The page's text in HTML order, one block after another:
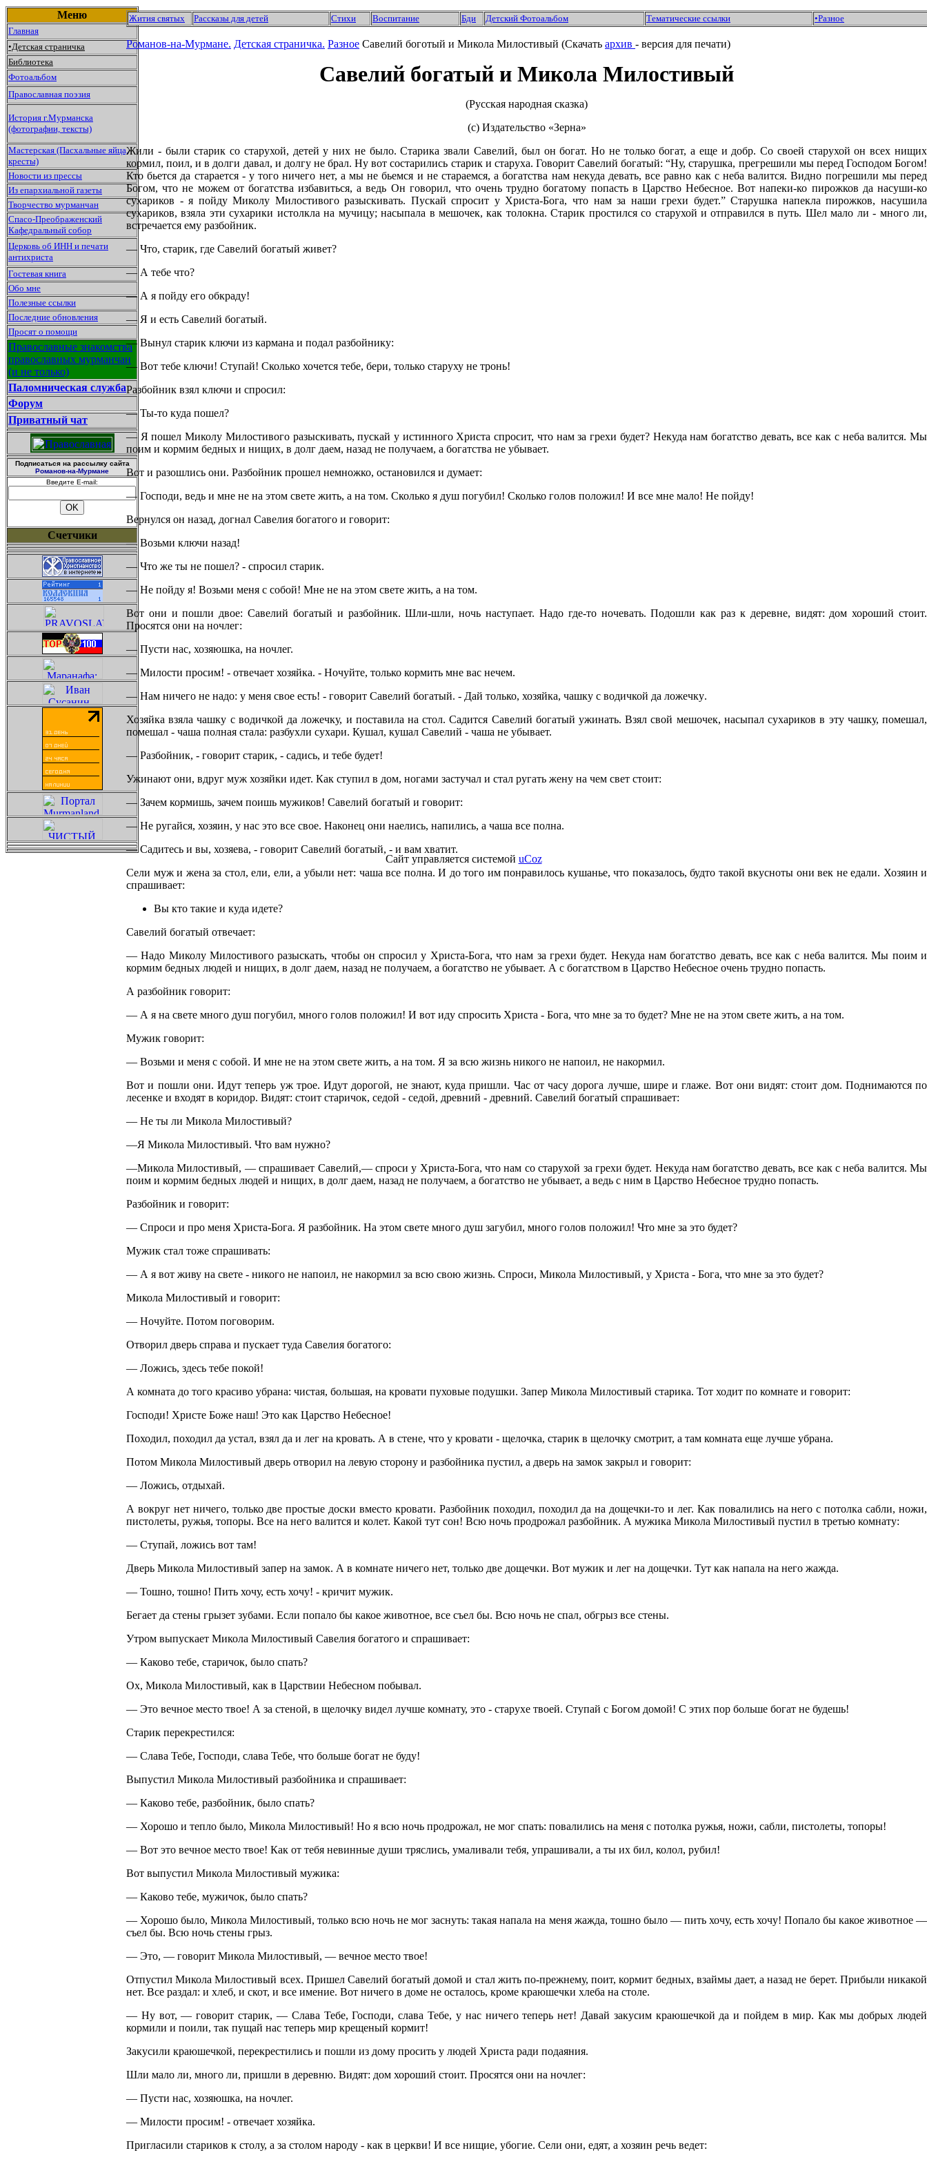
Меню
Главная
•Детская страничка
Библиотека
Фотоальбом
Православная поэзия
История г.Мурманска
(фотографии, тексты)
Мастерская (Пасхальные яйца,
кресты)
Новости из прессы
Из епархиальной газеты
Творчество мурманчан
Спасо-Преображенский
Кафедральный собор
Церковь об ИНН и печати
антихриста
Гостевая книга
Обо мне
Полезные ссылки
Последние обновления
Просят о помощи
Православные знакомства
православных мурманчан
(и не только)
Паломническая служба
Форум
Приватный чат
Подписаться на рассылку сайта
Романов-на-Мурмане
Введите E-mail:
Счетчики
Жития святых Рассказы для детей Стихи Воспитание Бди Детский Фотоальбом Тематические ссылки •Разное
Романов-на-Мурмане. Детская страничка. Разное Савелий боготый и Микола Милостивый (Скачать архив - версия для печати)
Савелий богатый и Микола Милостивый
(Русская народная сказка)
(с) Издательство «Зерна»
Жили - были старик со старухой, детей у них не было. Старика звали Савелий, был он богат. Но не только богат, а еще и добр. Со своей старухой он всех нищих
кормил, поил, и в долги давал, и долгу не брал. Ну вот состарились старик и старуха. Говорит Савелий богатый: “Ну, старушка, прегрешили мы перед Господом Богом!
Кто бьется да старается - у того ничего нет, а мы не бьемся и не стараемся, а богатства нам некуда девать, все равно как с неба валится. Видно погрешили мы перед
Богом, что не можем от богатства избавиться, а ведь Он говорил, что очень трудно богатому попасть в Царство Небесное. Вот напеки-ко пирожков да насуши-ко
сухариков - я пойду Миколу Милостивого разыскивать. Пускай спросит у Христа-Бога, что нам за наши грехи будет.” Старушка напекла пирожков, насушила
сухариков, взяла эти сухарики истолкла на мучицу; насыпала в мешочек, как толокна. Старик простился со старухой и отправился в путь. Шел мало ли - много ли,
встречается ему разбойник.
— Что, старик, где Савелий богатый живет?
— А тебе что?
— А я пойду его обкраду!
— Я и есть Савелий богатый.
— Вынул старик ключи из кармана и подал разбойнику:
— Вот тебе ключи! Ступай! Сколько хочется тебе, бери, только старуху не тронь!
Разбойник взял ключи и спросил:
— Ты-то куда пошел?
— Я пошел Миколу Милостивого разыскивать, пускай у истинного Христа спросит, что нам за грехи будет? Некуда нам богатство девать, все как с неба валится. Мы
поим и кормим бедных и нищих, в долг даем, назад не получаем, а богатства не убывает.
Вот и разошлись они. Разбойник прошел немножко, остановился и думает:
— Господи, ведь и мне не на этом свете жить, а на том. Сколько я душ погубил! Сколько голов положил! И все мне мало! Не пойду!
Вернулся он назад, догнал Савелия богатого и говорит:
— Возьми ключи назад!
— Что же ты не пошел? - спросил старик.
— Не пойду я! Возьми меня с собой! Мне не на этом свете жить, а на том.
Вот они и пошли двое: Савелий богатый и разбойник. Шли-шли, ночь наступает. Надо где-то ночевать. Подошли как раз к деревне, видят: дом хороший стоит.
Просятся они на ночлег:
— Пусти нас, хозяюшка, на ночлег.
— Милости просим! - отвечает хозяйка. - Ночуйте, только кормить мне вас нечем.
— Нам ничего не надо: у меня свое есть! - говорит Савелий богатый. - Дай только, хозяйка, чашку с водичкой да ложечку.
Хозяйка взяла чашку с водичкой да ложечку, и поставила на стол. Садится Савелий богатый ужинать. Взял свой мешочек, насыпал сухариков в эту чашку, помешал,
помешал - чаша полная стала: разбухли сухари. Кушал, кушал Савелий - чаша не убывает.
— Разбойник, - говорит старик, - садись, и тебе будет!
Ужинают они, вдруг муж хозяйки идет. Как ступил в дом, ногами застучал и стал ругать жену на чем свет стоит:
— Зачем кормишь, зачем поишь мужиков! Савелий богатый и говорит:
— Не ругайся, хозяин, у нас это все свое. Наконец они наелись, напились, а чаша все полна.
— Садитесь и вы, хозяева, - говорит Савелий богатый, - и вам хватит.
Сели муж и жена за стол, ели, ели, а убыли нет: чаша все полна. И до того им понравилось кушанье, что показалось, будто такой вкусноты они век не едали. Хозяин и
спрашивает:
Вы кто такие и куда идете?
Савелий богатый отвечает:
— Надо Миколу Милостивого разыскать, чтобы он спросил у Христа-Бога, что нам за грехи будет. Некуда нам богатство девать, все как с неба валится. Мы поим и
кормим бедных людей и нищих, в долг даем, назад не получаем, а богатство не убывает. А с богатством в Царство Небесное очень трудно попасть.
А разбойник говорит:
— А я на свете много душ погубил, много голов положил! И вот иду спросить Христа - Бога, что мне за то будет? Мне не на этом свете жить, а на том.
Мужик говорит:
— Возьми и меня с собой. И мне не на этом свете жить, а на том. Я за всю жизнь никого не напоил, не накормил.
Вот и пошли они. Идут теперь уж трое. Идут дорогой, не знают, куда пришли. Час от часу дорога лучше, шире и глаже. Вот они видят: стоит дом. Поднимаются по
лесенке и входят в коридор. Видят: стоит старичок, седой - седой, древний - древний. Савелий богатый спрашивает:
— Не ты ли Микола Милостивый?
—Я Микола Милостивый. Что вам нужно?
—Микола Милостивый, — спрашивает Савелий,— спроси у Христа-Бога, что нам со старухой за грехи будет. Некуда нам богатство девать, все как с неба валится. Мы
поим и кормим бедных людей и нищих, в долг даем, назад не получаем, а богатство не убывает, а ведь с ним в Царство Небесное трудно попасть.
Разбойник и говорит:
— Спроси и про меня Христа-Бога. Я разбойник. На этом свете много душ загубил, много голов положил! Что мне за это будет?
Мужик стал тоже спрашивать:
— А я вот живу на свете - никого не напоил, не накормил за всю свою жизнь. Спроси, Микола Милостивый, у Христа - Бога, что мне за это будет?
Микола Милостивый и говорит:
— Ночуйте. Потом поговорим.
Отворил дверь справа и пускает туда Савелия богатого:
— Ложись, здесь тебе покой!
А комната до того красиво убрана: чистая, большая, на кровати пуховые подушки. Запер Микола Милостивый старика. Тот ходит по комнате и говорит:
Господи! Христе Боже наш! Это как Царство Небесное!
Походил, походил да устал, взял да и лег на кровать. А в стене, что у кровати - щелочка, старик в щелочку смотрит, а там комната еще лучше убрана.
Потом Микола Милостивый дверь отворил на левую сторону и разбойника пустил, а дверь на замок закрыл и говорит:
— Ложись, отдыхай.
А вокруг нет ничего, только две простые доски вместо кровати. Разбойник походил, походил да на дощечки-то и лег. Как повалились на него с потолка сабли, ножи,
пистолеты, ружья, топоры. Все на него валится и колет. Какой тут сон! Всю ночь продрожал разбойник. А мужика Микола Милостивый пустил в третью комнату:
— Ступай, ложись вот там!
Дверь Микола Милостивый запер на замок. А в комнате ничего нет, только две дощечки. Вот мужик и лег на дощечки. Тут как напала на него жажда.
— Тошно, тошно! Пить хочу, есть хочу! - кричит мужик.
Бегает да стены грызет зубами. Если попало бы какое животное, все съел бы. Всю ночь не спал, обгрыз все стены.
Утром выпускает Микола Милостивый Савелия богатого и спрашивает:
— Каково тебе, старичок, было спать?
Ох, Микола Милостивый, как в Царствии Небесном побывал.
— Это вечное место твое! А за стеной, в щелочку видел лучше комнату, это - старухе твоей. Ступай с Богом домой! С этих пор больше богат не будешь!
Старик перекрестился:
— Слава Тебе, Господи, слава Тебе, что больше богат не буду!
Выпустил Микола Милостивый разбойника и спрашивает:
— Каково тебе, разбойник, было спать?
— Хорошо и тепло было, Микола Милостивый! Но я всю ночь продрожал, не мог спать: повалились на меня с потолка ружья, ножи, сабли, пистолеты, топоры!
— Вот это вечное место твое! Как от тебя невинные души тряслись, умаливали тебя, упрашивали, а ты их бил, колол, рубил!
Вот выпустил Микола Милостивый мужика:
— Каково тебе, мужичок, было спать?
— Хорошо было, Микола Милостивый, только всю ночь не мог заснуть: такая напала на меня жажда, тошно было — пить хочу, есть хочу! Попало бы какое животное —
съел бы. Всю ночь стены грыз.
— Это, — говорит Микола Милостивый, — вечное место твое!
Отпустил Микола Милостивый всех. Пришел Савелий богатый домой и стал жить по-прежнему, поит, кормит бедных, взаймы дает, а назад не берет. Прибыли никакой
нет. Все раздал: и хлеб, и скот, и все имение. Вот ничего в доме не осталось, кроме краюшечки хлеба на столе.
— Ну вот, — говорит старик, — Слава Тебе, Господи, слава Тебе, у нас ничего теперь нет! Давай закусим краюшечкой да и пойдем в мир. Как мы добрых людей
кормили и поили, так пущай нас теперь мир крещеный кормит!
Закусили краюшечкой, перекрестились и пошли из дому просить у людей Христа ради подаяния.
Шли мало ли, много ли, пришли в деревню. Видят: дом хороший стоит. Просятся они на ночлег:
— Пусти нас, хозяюшка, на ночлег.
— Милости просим! - отвечает хозяйка.
Пригласили стариков к столу, а за столом народу - как в церкви! И все нищие, убогие. Сели они, едят, а хозяин речь ведет:
Сайт управляется системой uCoz